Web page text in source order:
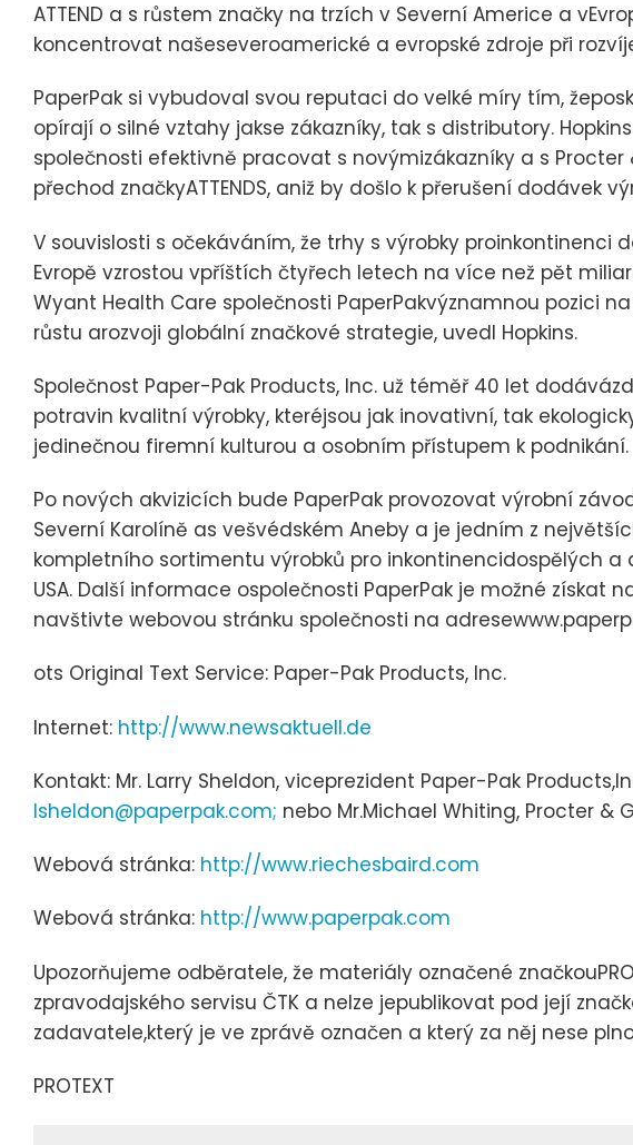
ATTEND a s růstem značky na trzích v Severní Americe a
koncentrovat našeseveroamerické a evropské zdroje při
PaperPak si vybudoval svou reputaci do velké míry tím,
opírají o silné vztahy jakse zákazníky, tak s distributory.
společnosti efektivně pracovat s novýmizákazníky a s
přechod značkyATTENDS, aniž by došlo k přerušení dodávek
V souvislosti s očekáváním, že trhy s výrobky proinkontinenci
Evropě vzrostou vpříštích čtyřech letech na více než pět
Wyant Health Care společnosti PaperPakvýznamnou pozici
růstu arozvoji globální značkové strategie, uvedl Hopkins.
Společnost Paper-Pak Products, Inc. už téměř 40 let
potravin kvalitní výrobky, kteréjsou jak inovativní, tak
jedinečnou firemní kulturou a osobním přístupem k podnikání.
Po nových akvizicích bude PaperPak provozovat výrobní
Severní Karolíně as vešvédském Aneby a je jedním z
kompletního sortimentu výrobků pro inkontinencidospělých
USA. Další informace ospolečnosti PaperPak je možné získat
navštivte webovou stránku společnosti na
ots Original Text Service: Paper-Pak Products, Inc.
Internet: http://www.newsaktuell.de
Kontakt: Mr. Larry Sheldon, viceprezident Paper-Pak
lsheldon@paperpak.com; nebo Mr.Michael Whiting, Procter &
Webová stránka: http://www.riechesbaird.com
Webová stránka: http://www.paperpak.com
Upozorňujeme odběratele, že materiály označené
zpravodajského servisu ČTK a nelze jepublikovat pod její
zadavatele,který je ve zprávě označen a který za něj nese
PROTEXT